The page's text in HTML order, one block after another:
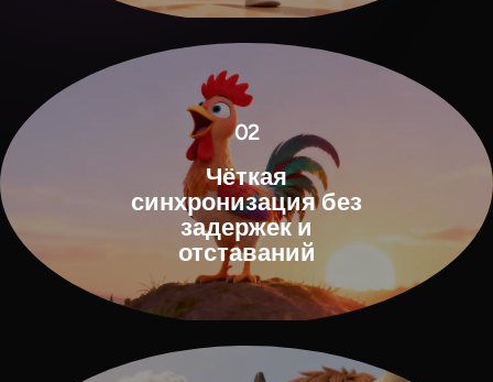
View all tools
02
Чёткая
синхронизация без
задержек и
отставаний